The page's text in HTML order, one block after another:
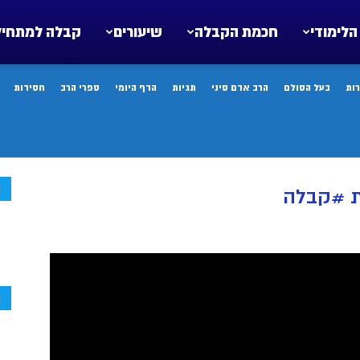
קבלה שיעורים חכמת הקבלה
בעל הסולם הרב אדם סיני תגיות הדף היומי ספרי הרב חסידות
#קבלה